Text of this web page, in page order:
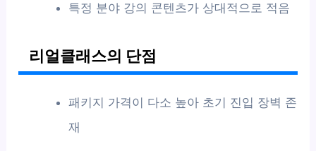
특정 분야 강의 콘텐츠가 상대적으로 적음
리얼클래스의 단점
패키지 가격이 다소 높아 초기 진입 장벽 존
재